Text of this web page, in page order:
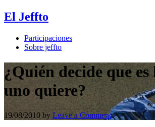
El Jeffto
Participaciones
Sobre jeffto
¿Quién decide que es
uno quiere?
19/08/2010 by Leave a Comment